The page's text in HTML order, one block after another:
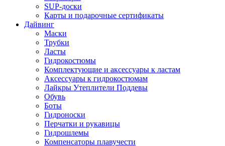
SUP-доски
Карты и подарочные сертификаты
Дайвинг
Маски
Трубки
Ласты
Гидрокостюмы
Комплектующие и аксессуары к ластам
Аксессуары к гидрокостюмам
Лайкры Утеплители Поддевы
Обувь
Боты
Гидроноски
Перчатки и рукавицы
Гидрошлемы
Компенсаторы плавучести